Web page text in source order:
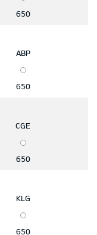
650
ABP
650
CGE
650
KLG
650